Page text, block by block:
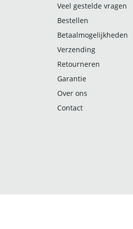
Veel gestelde vragen
Bestellen
Betaalmogelijkheden
Verzending
Retourneren
Garantie
Over ons
Contact